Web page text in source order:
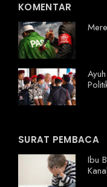
KOMENTAR
SURAT PEMBACA
Ibu